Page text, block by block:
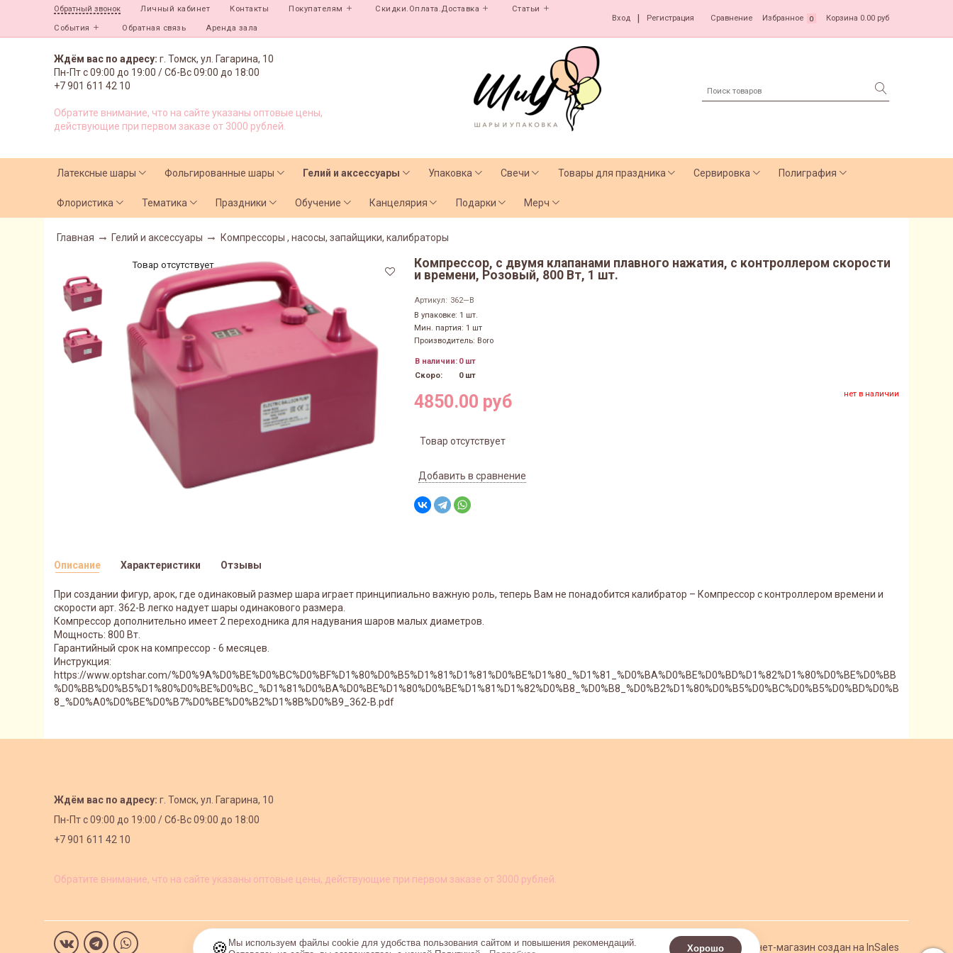
Обратный звонок Личный кабинет Контакты Покупателям Скидки.Оплата.Доставка Статьи
События Обратная связь Аренда зала
Вход Регистрация Сравнение Избранное 0 Корзина 0.00 руб
Ждём вас по адресу: г. Томск, ул. Гагарина, 10
Пн-Пт с09:00 до 19:00 /Сб-Вс 09:00 до 18:00
+7 901 611 42 10
Обратите внимание, что на сайте указаны оптовые цены,
действующие при первом заказе от 3000 рублей.
Латексные шары Фольгированные шары Гелий и аксессуары Упаковка Свечи Товары для праздника Сервировка Полиграфия
Флористика Тематика Праздники Обучение Канцелярия Подарки Мерч
Главная Гелий и аксессуары Компрессоры , насосы, запайщики, калибраторы
Товар отсутствует
Компрессор, с двумя клапанами плавного нажатия, с контроллером скорости
и времени, Розовый, 800 Вт, 1 шт.
Артикул: 362—B
В упаковке: 1 шт.
Мин. партия: 1 шт
Производитель: Boro
В наличии: 0 шт
Скоро:
0 шт
4850.00 руб нет в наличии
Товар отсутствует
Добавить в сравнение
Описание
При создании фигур, арок, где одинаковый размер шара играет принципиально важную роль, теперь Вам не понадобится калибратор – Компрессор с контроллером времени и
скорости арт. 362-В легко надует шары одинакового размера.
Компрессор дополнительно имеет 2 переходника для надувания шаров малых диаметров.
Мощность: 800 Вт.
Гарантийный срок на компрессор - 6 месяцев.
Инструкция:
https://www.optshar.com/%D0%9A%D0%BE%D0%BC%D0%BF%D1%80%D0%B5%D1%81%D1%81%D0%BE%D1%80_%D1%81_%D0%BA%D0%BE%D0%BD%D1%82%D1%80%D0%BE%D0%BB
%D0%BB%D0%B5%D1%80%D0%BE%D0%BC_%D1%81%D0%BA%D0%BE%D1%80%D0%BE%D1%81%D1%82%D0%B8_%D0%B8_%D0%B2%D1%80%D0%B5%D0%BC%D0%B5%D0%BD%D0%B
8_%D0%A0%D0%BE%D0%B7%D0%BE%D0%B2%D1%8B%D0%B9_362-B.pdf
Характеристики Отзывы
Ждём вас по адресу: г. Томск, ул. Гагарина, 10
Пн-Пт с09:00 до 19:00 /Сб-Вс 09:00 до 18:00
+7 901 611 42 10
Обратите внимание, что на сайте указаны оптовые цены, действующие при первом заказе от 3000 рублей.
Интернет-магазин создан на InSales
🍪 Мы используем файлы cookie для удобства пользования сайтом и повышения рекомендаций.
Хорошо